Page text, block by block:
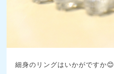
細身のリングはいかがですか😊